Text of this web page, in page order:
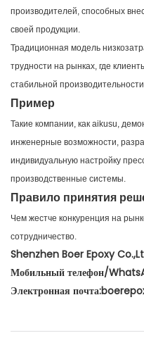
производителей, способных
своей продукции.
Традиционная модель
трудности на рынках, где
стабильной
Пример
Такие компании, как aikusu,
инженерные возможности,
индивидуальную настройку
производственные системы.
Правило принятия
Чем жестче конкуренция на
сотрудничество.
Shenzhen Boer Epoxy
Мобильный телефон/
Электронная